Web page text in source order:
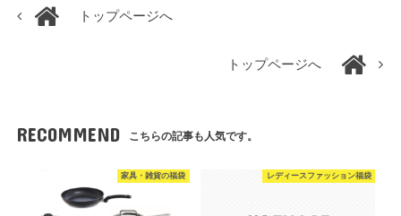
トップページへ
トップページへ
RECOMMEND こちらの記事も人気です。
家具・雑貨の福袋 レディースファッション福袋